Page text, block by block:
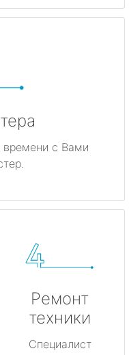
времени с Вами
Ремонт
техники
Специалист